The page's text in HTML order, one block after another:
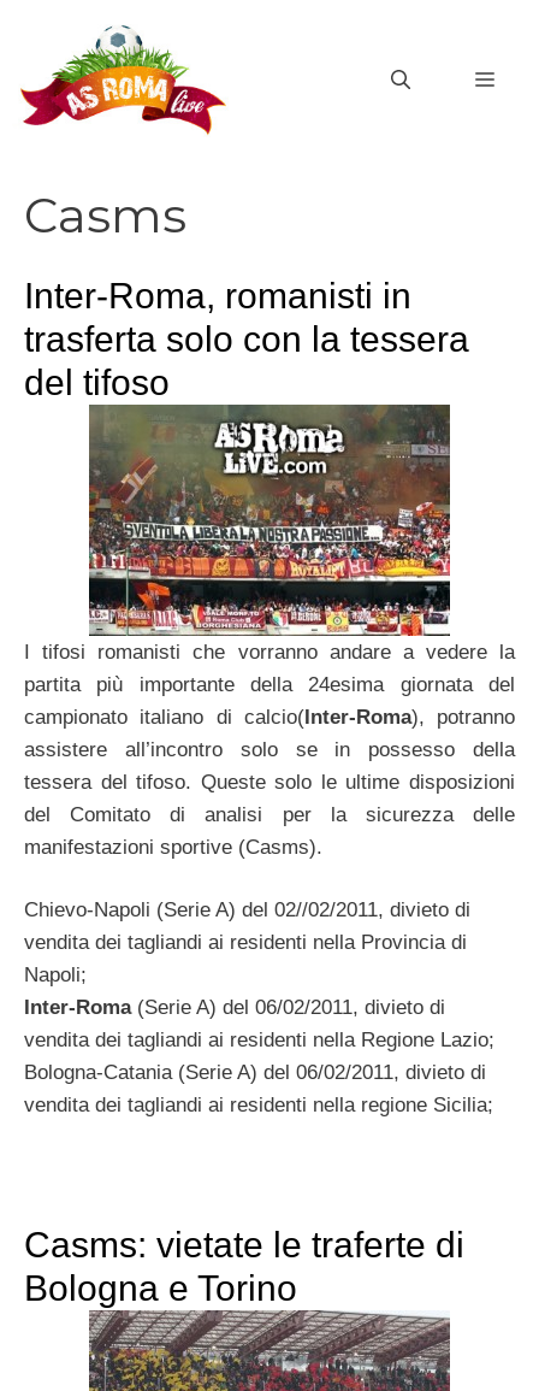
contenuto
Casms
Inter-Roma, romanisti in
trasferta solo con la tessera
del tifoso
I tifosi romanisti che vorranno andare a vedere la
partita più importante della 24esima giornata del
campionato italiano di calcio(Inter-Roma), potranno
assistere all’incontro solo se in possesso della
tessera del tifoso. Queste solo le ultime disposizioni
del Comitato di analisi per la sicurezza delle
manifestazioni sportive (Casms).
Chievo-Napoli (Serie A) del 02//02/2011, divieto di
vendita dei tagliandi ai residenti nella Provincia di
Napoli;
Inter-Roma(Serie A) del 06/02/2011, divieto di
vendita dei tagliandi ai residenti nella Regione Lazio;
Bologna-Catania (Serie A) del 06/02/2011, divieto di
vendita dei tagliandi ai residenti nella regione Sicilia;
Casms: vietate le traferte di
Bologna e Torino